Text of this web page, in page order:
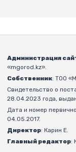
Администрация
«mgorod.kz».
Собственник: ТОО
Свидетельство о
28.04.2023 года,
Дата и номер
04.05.2017.
Директор: Карин Е.
Главный редактор: